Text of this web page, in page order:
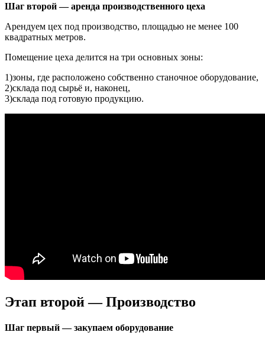
Шаг второй — аренда производственного цеха
Арендуем цех под производство, площадью не менее 100
квадратных метров.
Помещение цеха делится на три основных зоны:
1)зоны, где расположено собственно станочное оборудование,
2)склада под сырьё и, наконец,
3)склада под готовую продукцию.
Этап второй — Производство
Шаг первый — закупаем оборудование